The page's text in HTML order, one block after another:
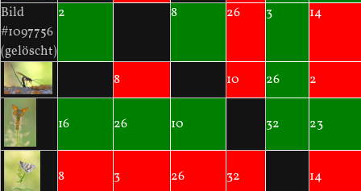
Bild
#1097756
(gelöscht)
2 8 26 3 14
8 10 26 2
16 26 10 32 23
8 3 26 32 14